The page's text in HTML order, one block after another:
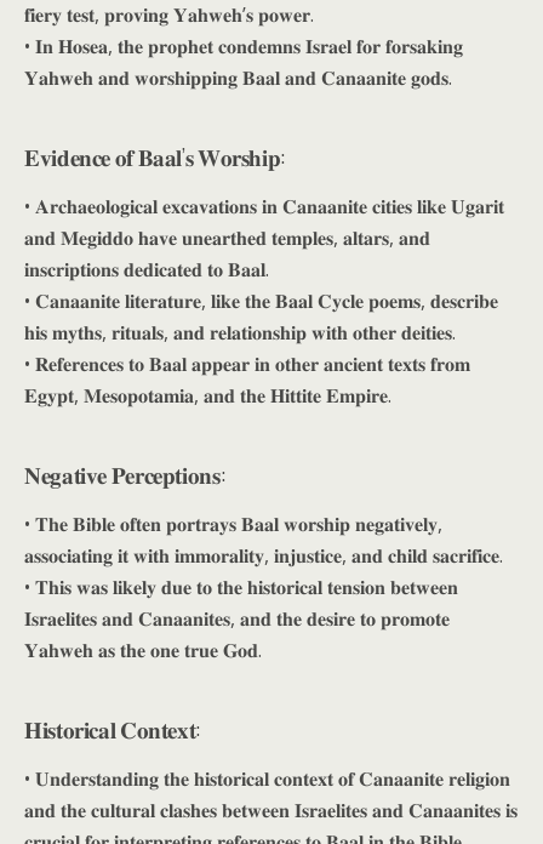
𝐟𝐢𝐞𝐫𝐲 𝐭𝐞𝐬𝐭, 𝐩𝐫𝐨𝐯𝐢𝐧𝐠 𝐘𝐚𝐡𝐰𝐞𝐡’𝐬 𝐩𝐨𝐰𝐞𝐫.
• 𝐈𝐧 𝐇𝐨𝐬𝐞𝐚, 𝐭𝐡𝐞 𝐩𝐫𝐨𝐩𝐡𝐞𝐭 𝐜𝐨𝐧𝐝𝐞𝐦𝐧𝐬 𝐈𝐬𝐫𝐚𝐞𝐥 𝐟𝐨𝐫 𝐟𝐨𝐫𝐬𝐚𝐤𝐢𝐧𝐠
𝐘𝐚𝐡𝐰𝐞𝐡 𝐚𝐧𝐝 𝐰𝐨𝐫𝐬𝐡𝐢𝐩𝐩𝐢𝐧𝐠 𝐁𝐚𝐚𝐥 𝐚𝐧𝐝 𝐂𝐚𝐧𝐚𝐚𝐧𝐢𝐭𝐞 𝐠𝐨𝐝𝐬.
𝐄𝐯𝐢𝐝𝐞𝐧𝐜𝐞 𝐨𝐟 𝐁𝐚𝐚𝐥’𝐬 𝐖𝐨𝐫𝐬𝐡𝐢𝐩:
• 𝐀𝐫𝐜𝐡𝐚𝐞𝐨𝐥𝐨𝐠𝐢𝐜𝐚𝐥 𝐞𝐱𝐜𝐚𝐯𝐚𝐭𝐢𝐨𝐧𝐬 𝐢𝐧 𝐂𝐚𝐧𝐚𝐚𝐧𝐢𝐭𝐞 𝐜𝐢𝐭𝐢𝐞𝐬 𝐥𝐢𝐤𝐞 𝐔𝐠𝐚𝐫𝐢𝐭
𝐚𝐧𝐝 𝐌𝐞𝐠𝐢𝐝𝐝𝐨 𝐡𝐚𝐯𝐞 𝐮𝐧𝐞𝐚𝐫𝐭𝐡𝐞𝐝 𝐭𝐞𝐦𝐩𝐥𝐞𝐬, 𝐚𝐥𝐭𝐚𝐫𝐬, 𝐚𝐧𝐝
𝐢𝐧𝐬𝐜𝐫𝐢𝐩𝐭𝐢𝐨𝐧𝐬 𝐝𝐞𝐝𝐢𝐜𝐚𝐭𝐞𝐝 𝐭𝐨 𝐁𝐚𝐚𝐥.
• 𝐂𝐚𝐧𝐚𝐚𝐧𝐢𝐭𝐞 𝐥𝐢𝐭𝐞𝐫𝐚𝐭𝐮𝐫𝐞, 𝐥𝐢𝐤𝐞 𝐭𝐡𝐞 𝐁𝐚𝐚𝐥 𝐂𝐲𝐜𝐥𝐞 𝐩𝐨𝐞𝐦𝐬, 𝐝𝐞𝐬𝐜𝐫𝐢𝐛𝐞
𝐡𝐢𝐬 𝐦𝐲𝐭𝐡𝐬, 𝐫𝐢𝐭𝐮𝐚𝐥𝐬, 𝐚𝐧𝐝 𝐫𝐞𝐥𝐚𝐭𝐢𝐨𝐧𝐬𝐡𝐢𝐩 𝐰𝐢𝐭𝐡 𝐨𝐭𝐡𝐞𝐫 𝐝𝐞𝐢𝐭𝐢𝐞𝐬.
• 𝐑𝐞𝐟𝐞𝐫𝐞𝐧𝐜𝐞𝐬 𝐭𝐨 𝐁𝐚𝐚𝐥 𝐚𝐩𝐩𝐞𝐚𝐫 𝐢𝐧 𝐨𝐭𝐡𝐞𝐫 𝐚𝐧𝐜𝐢𝐞𝐧𝐭 𝐭𝐞𝐱𝐭𝐬 𝐟𝐫𝐨𝐦
𝐄𝐠𝐲𝐩𝐭, 𝐌𝐞𝐬𝐨𝐩𝐨𝐭𝐚𝐦𝐢𝐚, 𝐚𝐧𝐝 𝐭𝐡𝐞 𝐇𝐢𝐭𝐭𝐢𝐭𝐞 𝐄𝐦𝐩𝐢𝐫𝐞.
𝐍𝐞𝐠𝐚𝐭𝐢𝐯𝐞 𝐏𝐞𝐫𝐜𝐞𝐩𝐭𝐢𝐨𝐧𝐬:
• 𝐓𝐡𝐞 𝐁𝐢𝐛𝐥𝐞 𝐨𝐟𝐭𝐞𝐧 𝐩𝐨𝐫𝐭𝐫𝐚𝐲𝐬 𝐁𝐚𝐚𝐥 𝐰𝐨𝐫𝐬𝐡𝐢𝐩 𝐧𝐞𝐠𝐚𝐭𝐢𝐯𝐞𝐥𝐲,
𝐚𝐬𝐬𝐨𝐜𝐢𝐚𝐭𝐢𝐧𝐠 𝐢𝐭 𝐰𝐢𝐭𝐡 𝐢𝐦𝐦𝐨𝐫𝐚𝐥𝐢𝐭𝐲, 𝐢𝐧𝐣𝐮𝐬𝐭𝐢𝐜𝐞, 𝐚𝐧𝐝 𝐜𝐡𝐢𝐥𝐝 𝐬𝐚𝐜𝐫𝐢𝐟𝐢𝐜𝐞.
• 𝐓𝐡𝐢𝐬 𝐰𝐚𝐬 𝐥𝐢𝐤𝐞𝐥𝐲 𝐝𝐮𝐞 𝐭𝐨 𝐭𝐡𝐞 𝐡𝐢𝐬𝐭𝐨𝐫𝐢𝐜𝐚𝐥 𝐭𝐞𝐧𝐬𝐢𝐨𝐧 𝐛𝐞𝐭𝐰𝐞𝐞𝐧
𝐈𝐬𝐫𝐚𝐞𝐥𝐢𝐭𝐞𝐬 𝐚𝐧𝐝 𝐂𝐚𝐧𝐚𝐚𝐧𝐢𝐭𝐞𝐬, 𝐚𝐧𝐝 𝐭𝐡𝐞 𝐝𝐞𝐬𝐢𝐫𝐞 𝐭𝐨 𝐩𝐫𝐨𝐦𝐨𝐭𝐞
𝐘𝐚𝐡𝐰𝐞𝐡 𝐚𝐬 𝐭𝐡𝐞 𝐨𝐧𝐞 𝐭𝐫𝐮𝐞 𝐆𝐨𝐝.
𝐇𝐢𝐬𝐭𝐨𝐫𝐢𝐜𝐚𝐥 𝐂𝐨𝐧𝐭𝐞𝐱𝐭:
• 𝐔𝐧𝐝𝐞𝐫𝐬𝐭𝐚𝐧𝐝𝐢𝐧𝐠 𝐭𝐡𝐞 𝐡𝐢𝐬𝐭𝐨𝐫𝐢𝐜𝐚𝐥 𝐜𝐨𝐧𝐭𝐞𝐱𝐭 𝐨𝐟 𝐂𝐚𝐧𝐚𝐚𝐧𝐢𝐭𝐞 𝐫𝐞𝐥𝐢𝐠𝐢𝐨𝐧
𝐚𝐧𝐝 𝐭𝐡𝐞 𝐜𝐮𝐥𝐭𝐮𝐫𝐚𝐥 𝐜𝐥𝐚𝐬𝐡𝐞𝐬 𝐛𝐞𝐭𝐰𝐞𝐞𝐧 𝐈𝐬𝐫𝐚𝐞𝐥𝐢𝐭𝐞𝐬 𝐚𝐧𝐝 𝐂𝐚𝐧𝐚𝐚𝐧𝐢𝐭𝐞𝐬 𝐢𝐬